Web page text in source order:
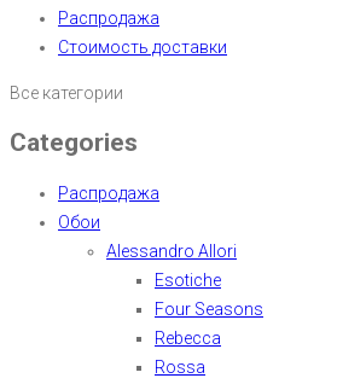
Распродажа
Стоимость доставки
Все категории
Categories
Распродажа
Обои
Alessandro Allori
Esotiche
Four Seasons
Rebecca
Rossa